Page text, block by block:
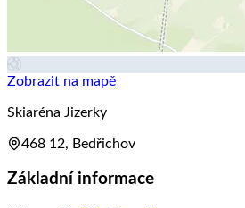
Zobrazit na mapě
Skiaréna Jizerky
468 12, Bedřichov
Základní informace